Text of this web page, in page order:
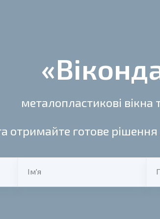
металопластикові вікна
отримайте готове
Ім'я